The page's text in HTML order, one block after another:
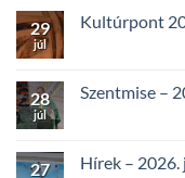
29
júl
Kultúrpont
28
júl
Szentmise –
27
Hírek –